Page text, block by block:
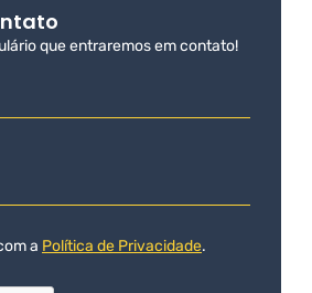
que entraremos em contato!
a Política de Privacidade.